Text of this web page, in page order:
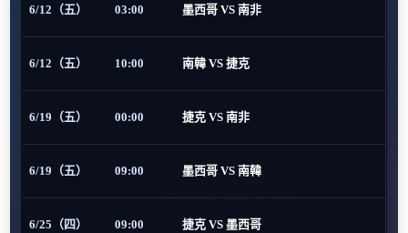
6/12（五） 03:00 墨西哥 VS 南非
6/12（五） 10:00 南韓 VS 捷克
6/19（五） 00:00 捷克 VS 南非
6/19（五） 09:00 墨西哥 VS 南韓
6/25（四） 09:00 捷克 VS 墨西哥